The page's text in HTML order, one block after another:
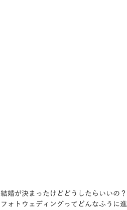
結婚が決まったけどどうしたらいいの？
フォトウェディングってどんなふうに